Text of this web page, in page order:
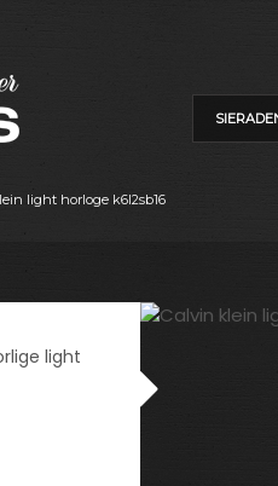
light horloge k6l2sb16
light